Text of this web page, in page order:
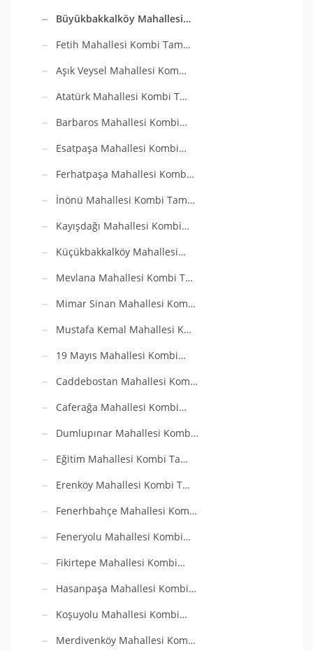
Büyükbakkalköy Mahallesi…
Fetih Mahallesi Kombi Tam…
Aşık Veysel Mahallesi Kom…
Atatürk Mahallesi Kombi T…
Barbaros Mahallesi Kombi…
Esatpaşa Mahallesi Kombi…
Ferhatpaşa Mahallesi Komb…
İnönü Mahallesi Kombi Tam…
Kayışdağı Mahallesi Kombi…
Küçükbakkalköy Mahallesi…
Mevlana Mahallesi Kombi T…
Mimar Sinan Mahallesi Kom…
Mustafa Kemal Mahallesi K…
19 Mayıs Mahallesi Kombi…
Caddebostan Mahallesi Kom…
Caferağa Mahallesi Kombi…
Dumlupınar Mahallesi Komb…
Eğitim Mahallesi Kombi Ta…
Erenköy Mahallesi Kombi T…
Fenerhbahçe Mahallesi Kom…
Feneryolu Mahallesi Kombi…
Fikirtepe Mahallesi Kombi…
Hasanpaşa Mahallesi Kombi…
Koşuyolu Mahallesi Kombi…
Merdivenköy Mahallesi Kom…